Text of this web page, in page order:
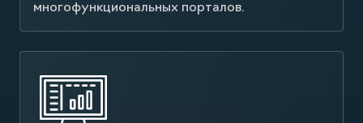
многофункциональных порталов.